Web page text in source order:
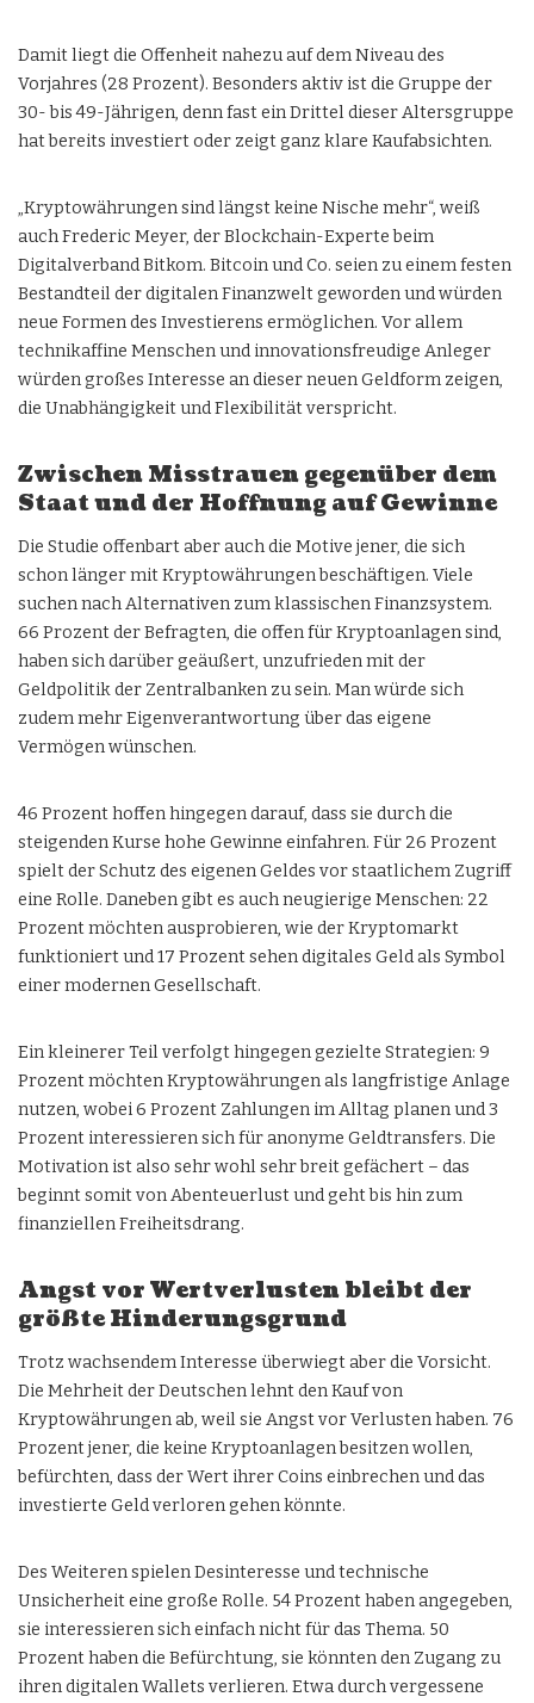
Damit liegt die Offenheit nahezu auf dem Niveau des
Vorjahres (28 Prozent). Besonders aktiv ist die Gruppe der
30- bis 49-Jährigen, denn fast ein Drittel dieser Altersgruppe
hat bereits investiert oder zeigt ganz klare Kaufabsichten.
„Kryptowährungen sind längst keine Nische mehr“, weiß
auch Frederic Meyer, der Blockchain-Experte beim
Digitalverband Bitkom. Bitcoin und Co. seien zu einem festen
Bestandteil der digitalen Finanzwelt geworden und würden
neue Formen des Investierens ermöglichen. Vor allem
technikaffine Menschen und innovationsfreudige Anleger
würden großes Interesse an dieser neuen Geldform zeigen,
die Unabhängigkeit und Flexibilität verspricht.
Zwischen Misstrauen gegenüber dem
Staat und der Hoffnung auf Gewinne
Die Studie offenbart aber auch die Motive jener, die sich
schon länger mit Kryptowährungen beschäftigen. Viele
suchen nach Alternativen zum klassischen Finanzsystem.
66 Prozent der Befragten, die offen für Kryptoanlagen sind,
haben sich darüber geäußert, unzufrieden mit der
Geldpolitik der Zentralbanken zu sein. Man würde sich
zudem mehr Eigenverantwortung über das eigene
Vermögen wünschen.
46 Prozent hoffen hingegen darauf, dass sie durch die
steigenden Kurse hohe Gewinne einfahren. Für 26 Prozent
spielt der Schutz des eigenen Geldes vor staatlichem Zugriff
eine Rolle. Daneben gibt es auch neugierige Menschen: 22
Prozent möchten ausprobieren, wie der Kryptomarkt
funktioniert und 17 Prozent sehen digitales Geld als Symbol
einer modernen Gesellschaft.
Ein kleinerer Teil verfolgt hingegen gezielte Strategien: 9
Prozent möchten Kryptowährungen als langfristige Anlage
nutzen, wobei 6 Prozent Zahlungen im Alltag planen und 3
Prozent interessieren sich für anonyme Geldtransfers. Die
Motivation ist also sehr wohl sehr breit gefächert – das
beginnt somit von Abenteuerlust und geht bis hin zum
finanziellen Freiheitsdrang.
Angst vor Wertverlusten bleibt der
größte Hinderungsgrund
Trotz wachsendem Interesse überwiegt aber die Vorsicht.
Die Mehrheit der Deutschen lehnt den Kauf von
Kryptowährungen ab, weil sie Angst vor Verlusten haben. 76
Prozent jener, die keine Kryptoanlagen besitzen wollen,
befürchten, dass der Wert ihrer Coins einbrechen und das
investierte Geld verloren gehen könnte.
Des Weiteren spielen Desinteresse und technische
Unsicherheit eine große Rolle. 54 Prozent haben angegeben,
sie interessieren sich einfach nicht für das Thema. 50
Prozent haben die Befürchtung, sie könnten den Zugang zu
ihren digitalen Wallets verlieren. Etwa durch vergessene